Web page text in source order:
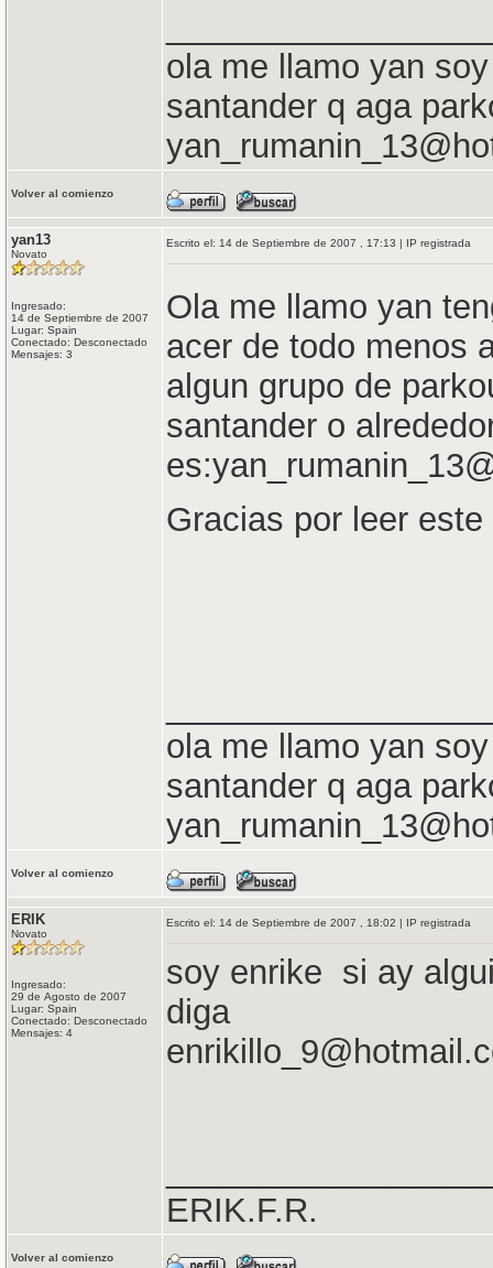
ola me llamo yan
santander q aga
Volver al comienzo
yan13
Novato
Ingresado:
14 de Septiembre de 2007
Lugar: Spain
Conectado: Desconectado
Mensajes: 3
Escrito el: 14 de Septiembre de 2007 , 17:13 | IP registrada
Ola me llamo yan
acer de todo menos
algun grupo de
santander o
Gracias por leer
ola me llamo yan
santander q aga
Volver al comienzo
ERIK
Novato
Ingresado:
29 de Agosto de 2007
Lugar: Spain
Conectado: Desconectado
Mensajes: 4
Escrito el: 14 de Septiembre de 2007 , 18:02 | IP registrada
soy enrike si ay
diga
ERIK.F.R.
Volver al comienzo